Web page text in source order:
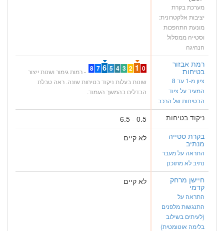
מערכת בקרת
יציבות אלקטרונית:
מונעת התהפכות
וסטייה ממסלול
הנהיגה
רמת אבזור
בטיחות
ציון מ-1 עד 8
המעיד על ציוד
הבטיחות של הרכב
0
1
2
3
4
5
6
7
8 - רמות גימור ושנות ייצור
שונות בעלות ניקוד בטיחות שונה. ראה טבלת
הבדלים בהמשך העמוד.
ניקוד בטיחות
0.5 - 6.5
בקרת סטייה
מנתיב
התראה על מעבר
נתיב לא מתוכנן
לא קיים
חיישן מרחק
קדמי
התראה על
התנגשות מלפנים
(לעיתים בשילוב
בלימה אוטומטית)
לא קיים